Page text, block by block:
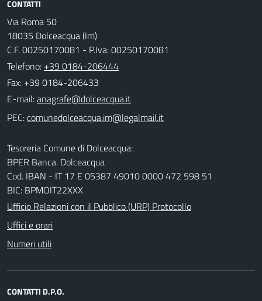
CONTATTI
Via Roma 50
18035 Dolceacqua (Im)
C.F. 00250170081 - P.Iva: 00250170081
Telefono: +39 0184-206444
Fax: +39 0184-206433
E-mail:
PEC:
Tesoreria Comune di Dolceacqua:
BPER Banca. Dolceacqua
Cod. IBAN - IT 17 E 05387 49010 0000 472 598 51
BIC: BPMOIT22XXX
Ufficio Relazioni con il Pubblico (URP) Protocollo
Uffici e orari
Numeri utili
CONTATTI D.P.O.